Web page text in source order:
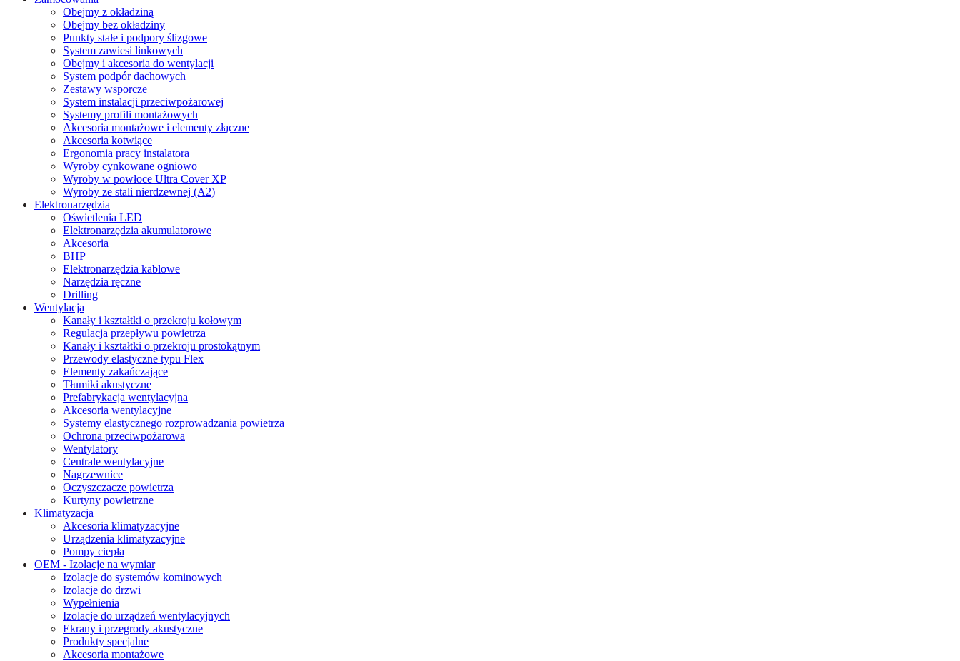
Obejmy z okładziną
Obejmy bez okładziny
Punkty stałe i podpory ślizgowe
System zawiesi linkowych
Obejmy i akcesoria do wentylacji
System podpór dachowych
Zestawy wsporcze
System instalacji przeciwpożarowej
Systemy profili montażowych
Akcesoria montażowe i elementy złączne
Akcesoria kotwiące
Ergonomia pracy instalatora
Wyroby cynkowane ogniowo
Wyroby w powłoce Ultra Cover XP
Wyroby ze stali nierdzewnej (A2)
Elektronarzędzia
Oświetlenia LED
Elektronarzędzia akumulatorowe
Akcesoria
BHP
Elektronarzędzia kablowe
Narzędzia ręczne
Drilling
Wentylacja
Kanały i kształtki o przekroju kołowym
Regulacja przepływu powietrza
Kanały i kształtki o przekroju prostokątnym
Przewody elastyczne typu Flex
Elementy zakańczające
Tłumiki akustyczne
Prefabrykacja wentylacyjna
Akcesoria wentylacyjne
Systemy elastycznego rozprowadzania powietrza
Ochrona przeciwpożarowa
Wentylatory
Centrale wentylacyjne
Nagrzewnice
Oczyszczacze powietrza
Kurtyny powietrzne
Klimatyzacja
Akcesoria klimatyzacyjne
Urządzenia klimatyzacyjne
Pompy ciepła
OEM - Izolacje na wymiar
Izolacje do systemów kominowych
Izolacje do drzwi
Wypełnienia
Izolacje do urządzeń wentylacyjnych
Ekrany i przegrody akustyczne
Produkty specjalne
Akcesoria montażowe